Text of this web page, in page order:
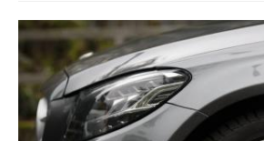
Kocsiszaki.hu